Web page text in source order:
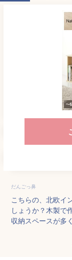
だんごっ鼻
こちらの、北欧イ
しょうか？木製で
収納スペースが多